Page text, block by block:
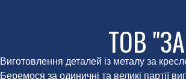
ТОВ
Виготовлення деталей із металу за
Беремося за одиничні та великі партії